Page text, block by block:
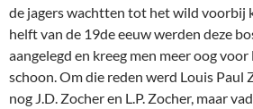
de jagers wachtten tot het wild voorbij
helft van de 19de eeuw werden deze
aangelegd en kreeg men meer oog
schoon. Om die reden werd Louis Paul
nog J.D. Zocher en L.P. Zocher, maar